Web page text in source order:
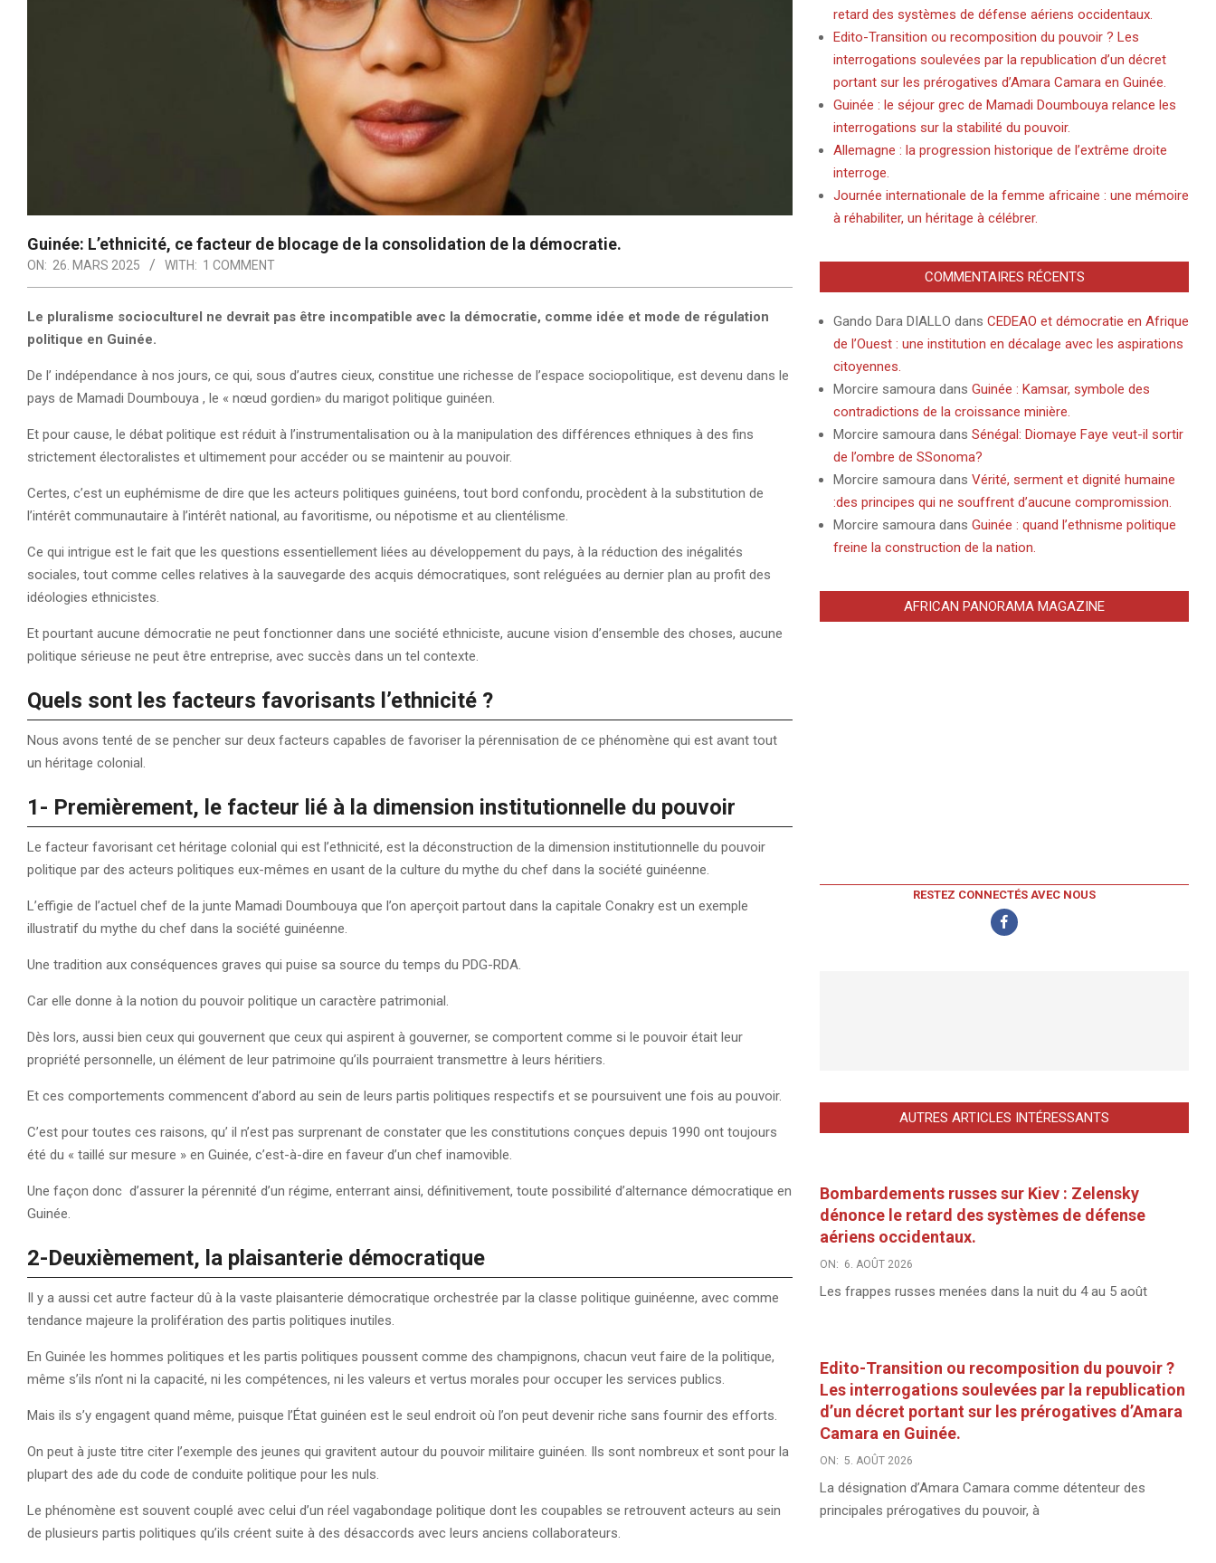
Guinée: L’ethnicité, ce facteur de blocage de la consolidation de la démocratie.
ON: 26. MARS 2025 WITH: 1 COMMENT
Le pluralisme socioculturel ne devrait pas être incompatible avec la démocratie, comme idée et mode de régulation
politique en Guinée.
De l’ indépendance à nos jours, ce qui, sous d’autres cieux, constitue une richesse de l’espace sociopolitique, est devenu dans le
pays de Mamadi Doumbouya , le « nœud gordien» du marigot politique guinéen.
Et pour cause, le débat politique est réduit à l’instrumentalisation ou à la manipulation des différences ethniques à des fins
strictement électoralistes et ultimement pour accéder ou se maintenir au pouvoir.
Certes, c’est un euphémisme de dire que les acteurs politiques guinéens, tout bord confondu, procèdent à la substitution de
l’intérêt communautaire à l’intérêt national, au favoritisme, ou népotisme et au clientélisme.
Ce qui intrigue est le fait que les questions essentiellement liées au développement du pays, à la réduction des inégalités
sociales, tout comme celles relatives à la sauvegarde des acquis démocratiques, sont reléguées au dernier plan au profit des
idéologies ethnicistes.
Et pourtant aucune démocratie ne peut fonctionner dans une société ethniciste, aucune vision d’ensemble des choses, aucune
politique sérieuse ne peut être entreprise, avec succès dans un tel contexte.
Quels sont les facteurs favorisants l’ethnicité ?
Nous avons tenté de se pencher sur deux facteurs capables de favoriser la pérennisation de ce phénomène qui est avant tout
un héritage colonial.
1- Premièrement, le facteur lié à la dimension institutionnelle du pouvoir
Le facteur favorisant cet héritage colonial qui est l’ethnicité, est la déconstruction de la dimension institutionnelle du pouvoir
politique par des acteurs politiques eux-mêmes en usant de la culture du mythe du chef dans la société guinéenne.
L’effigie de l’actuel chef de la junte Mamadi Doumbouya que l’on aperçoit partout dans la capitale Conakry est un exemple
illustratif du mythe du chef dans la société guinéenne.
Une tradition aux conséquences graves qui puise sa source du temps du PDG-RDA.
Car elle donne à la notion du pouvoir politique un caractère patrimonial.
Dès lors, aussi bien ceux qui gouvernent que ceux qui aspirent à gouverner, se comportent comme si le pouvoir était leur
propriété personnelle, un élément de leur patrimoine qu’ils pourraient transmettre à leurs héritiers.
Et ces comportements commencent d’abord au sein de leurs partis politiques respectifs et se poursuivent une fois au pouvoir.
C’est pour toutes ces raisons, qu’ il n’est pas surprenant de constater que les constitutions conçues depuis 1990 ont toujours
été du « taillé sur mesure » en Guinée, c’est-à-dire en faveur d’un chef inamovible.
Une façon donc d’assurer la pérennité d’un régime, enterrant ainsi, définitivement, toute possibilité d’alternance démocratique en
Guinée.
2-Deuxièmement, la plaisanterie démocratique
Il y a aussi cet autre facteur dû à la vaste plaisanterie démocratique orchestrée par la classe politique guinéenne, avec comme
tendance majeure la prolifération des partis politiques inutiles.
En Guinée les hommes politiques et les partis politiques poussent comme des champignons, chacun veut faire de la politique,
même s’ils n’ont ni la capacité, ni les compétences, ni les valeurs et vertus morales pour occuper les services publics.
Mais ils s’y engagent quand même, puisque l’État guinéen est le seul endroit où l’on peut devenir riche sans fournir des efforts.
On peut à juste titre citer l’exemple des jeunes qui gravitent autour du pouvoir militaire guinéen. Ils sont nombreux et sont pour la
plupart des ade du code de conduite politique pour les nuls.
Le phénomène est souvent couplé avec celui d’un réel vagabondage politique dont les coupables se retrouvent acteurs au sein
de plusieurs partis politiques qu’ils créent suite à des désaccords avec leurs anciens collaborateurs.
retard des systèmes de défense aériens occidentaux.
Edito-Transition ou recomposition du pouvoir ? Les
interrogations soulevées par la republication d’un décret
portant sur les prérogatives d’Amara Camara en Guinée.
Guinée : le séjour grec de Mamadi Doumbouya relance les
interrogations sur la stabilité du pouvoir.
Allemagne : la progression historique de l’extrême droite
interroge.
Journée internationale de la femme africaine : une mémoire
à réhabiliter, un héritage à célébrer.
COMMENTAIRES RÉCENTS
Gando Dara DIALLO dans CEDEAO et démocratie en Afrique
de l’Ouest : une institution en décalage avec les aspirations
citoyennes.
Morcire samoura dans Guinée : Kamsar, symbole des
contradictions de la croissance minière.
Morcire samoura dans Sénégal: Diomaye Faye veut-il sortir
de l’ombre de SSonoma?
Morcire samoura dans Vérité, serment et dignité humaine
:des principes qui ne souffrent d’aucune compromission.
Morcire samoura dans Guinée : quand l’ethnisme politique
freine la construction de la nation.
AFRICAN PANORAMA MAGAZINE
RESTEZ CONNECTÉS AVEC NOUS
AUTRES ARTICLES INTÉRESSANTS
Bombardements russes sur Kiev : Zelensky
dénonce le retard des systèmes de défense
aériens occidentaux.
ON: 6. AOÛT 2026
Les frappes russes menées dans la nuit du 4 au 5 août
Edito-Transition ou recomposition du pouvoir ?
Les interrogations soulevées par la republication
d’un décret portant sur les prérogatives d’Amara
Camara en Guinée.
ON: 5. AOÛT 2026
La désignation d’Amara Camara comme détenteur des
principales prérogatives du pouvoir, à